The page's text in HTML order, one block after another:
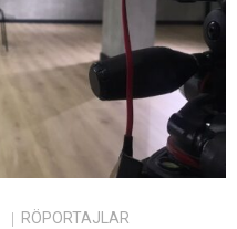
RÖPORTAJLAR